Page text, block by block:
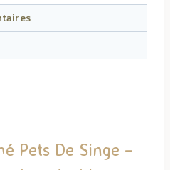
Pets De Singe –